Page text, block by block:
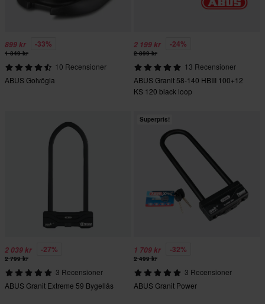
899 kr -33%
1 349 kr
10 Recensioner
ABUS Golvögla
2 199 kr -24%
2 899 kr
13 Recensioner
ABUS Granit 58-140 HBIII 100+12
KS 120 black loop
2 039 kr -27%
2 799 kr
3 Recensioner
ABUS Granit Extreme 59 Bygellås
Superpris!
1 709 kr -32%
2 499 kr
3 Recensioner
ABUS Granit Power